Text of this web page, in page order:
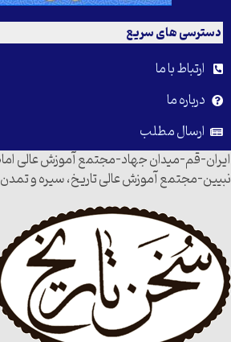
دسترسی های سریع
ارتباط با ما
درباره ما
ارسال مطلب
ایران-قم-میدان جهاد-مجتمع آموزش عالی
نبیین-مجتمع آموزش عالی تاریخ، سیره و